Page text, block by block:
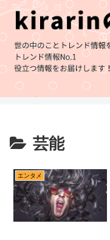
芸能
エンタメ